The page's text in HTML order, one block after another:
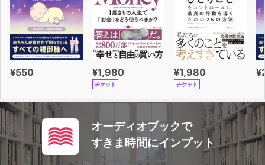
・ChatGPTでTOEIC模擬試験をつくる
¥550 ¥1,980
チケット
¥1,980
チケット
オーディオブックで
すきま時間にインプット